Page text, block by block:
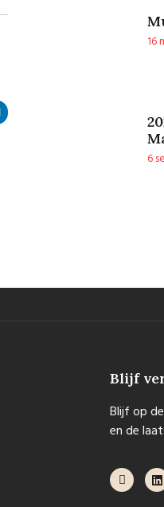
16
6
Blijf
Blijf op
en de